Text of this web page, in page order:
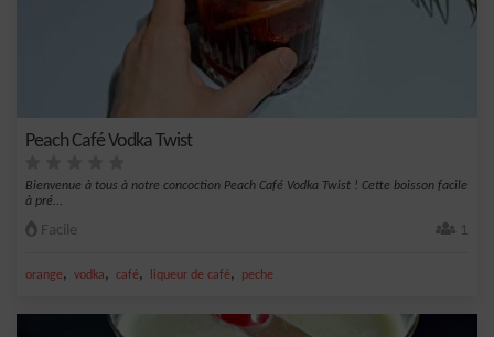
Peach Café Vodka Twist
Bienvenue à tous à notre concoction Peach Café Vodka Twist ! Cette boisson facile
à pré...
Facile 1
orange, vodka, café, liqueur de café, peche